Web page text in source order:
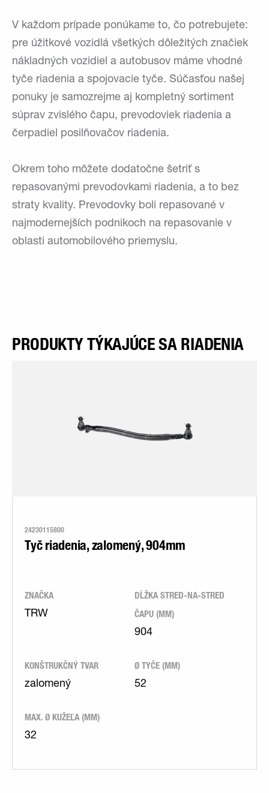
V každom prípade ponúkame to, čo potrebujete:
pre úžitkové vozidlá všetkých dôležitých značiek
nákladných vozidiel a autobusov máme vhodné
tyče riadenia a spojovacie tyče. Súčasťou našej
ponuky je samozrejme aj kompletný sortiment
súprav zvislého čapu, prevodoviek riadenia a
čerpadiel posilňovačov riadenia.
Okrem toho môžete dodatočne šetriť s
repasovanými prevodovkami riadenia, a to bez
straty kvality. Prevodovky boli repasované v
najmodernejších podnikoch na repasovanie v
oblasti automobilového priemyslu.
PRODUKTY TÝKAJÚCE SA RIADENIA
24230115800
Tyč riadenia, zalomený, 904mm
ZNAČKA
TRW
DĹŽKA STRED-NA-STRED
ČAPU (MM)
904
KONŠTRUKČNÝ TVAR
zalomený
Ø TYČE (MM)
52
MAX. Ø KUŽEĽA (MM)
32